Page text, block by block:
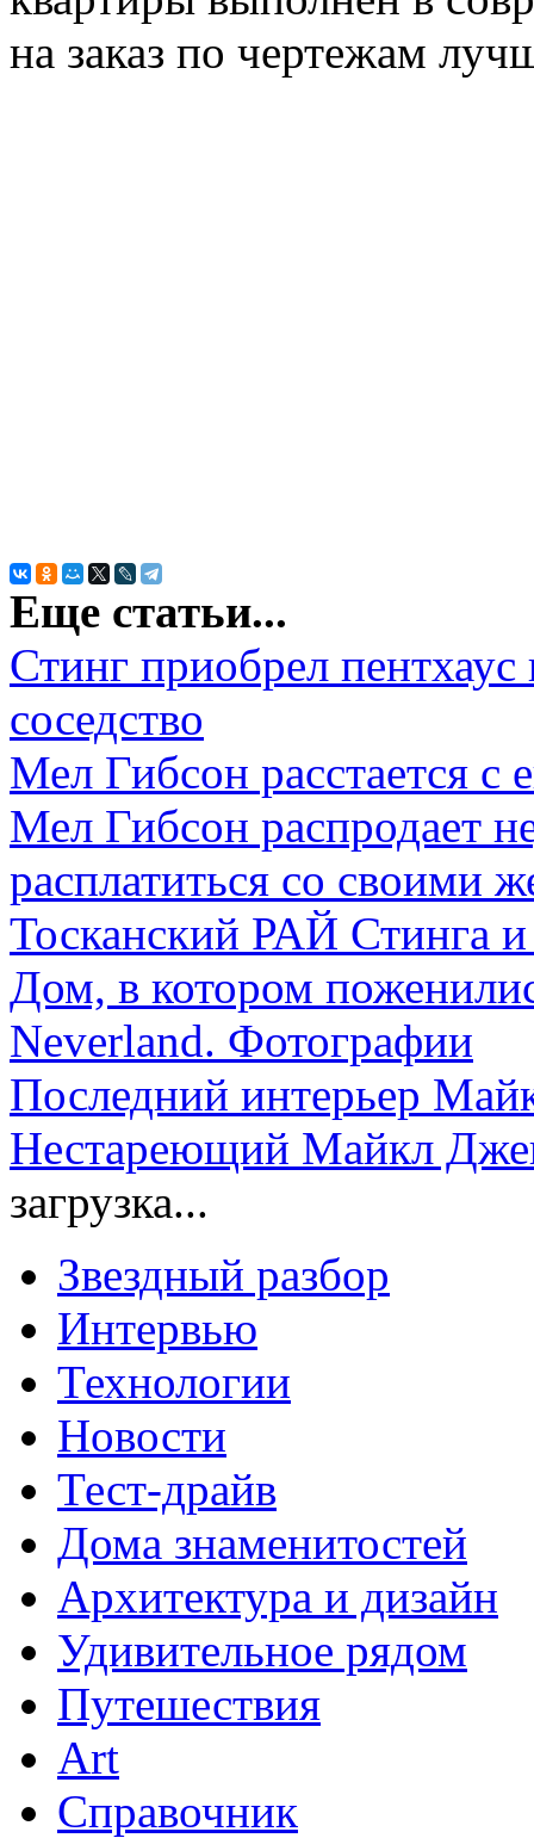
на заказ по чертежам
Еще статьи...
Стинг приобрел
соседство
Мел Гибсон расстается
Мел Гибсон распродает
расплатиться со своими
Тосканский РАЙ Стинга
Дом, в котором
Neverland. Фотографии
Последний интерьер
Нестареющий Майкл
загрузка...
Звездный разбор
Интервью
Технологии
Новости
Тест-драйв
Дома знаменитостей
Архитектура и дизайн
Удивительное рядом
Путешествия
Art
Cправочник